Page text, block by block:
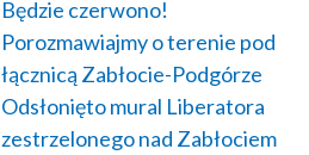
Będzie czerwono!
Porozmawiajmy o terenie pod
łącznicą Zabłocie-Podgórze
Odsłonięto mural Liberatora
zestrzelonego nad Zabłociem